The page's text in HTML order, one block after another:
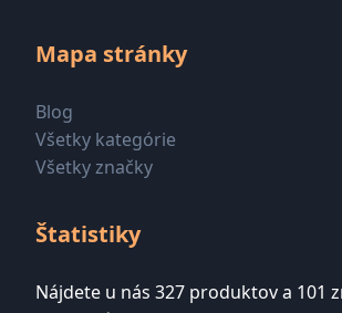
Mapa stránky
Blog
Všetky kategórie
Všetky značky
Štatistiky
Nájdete u nás 327 produktov a 101